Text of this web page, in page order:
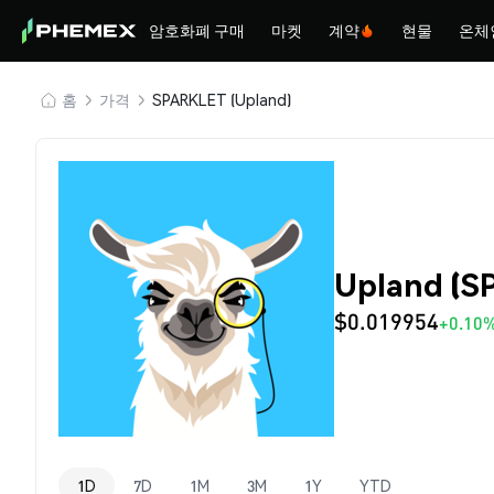
암호화폐 구매 마켓 계약 현물 온체
홈 가격 SPARKLET (Upland)
Upland
$0.019954
1D 7D 1M 3M 1Y YTD